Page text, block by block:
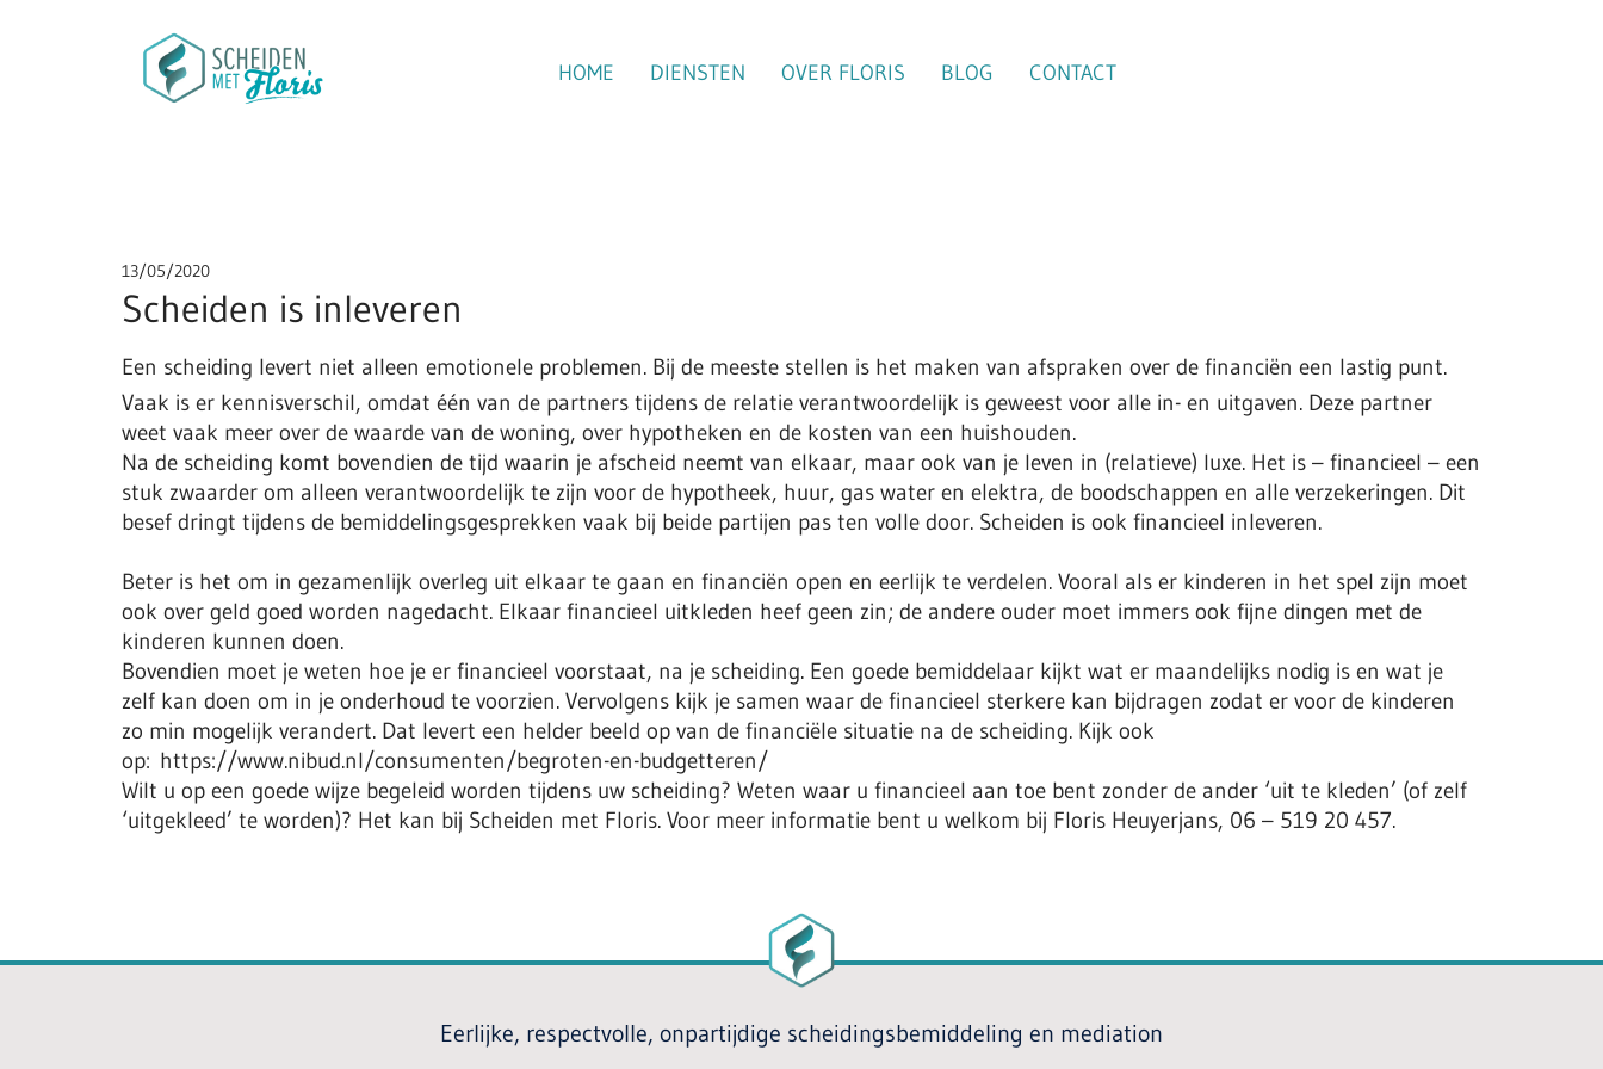
HOME DIENSTEN OVER FLORIS BLOG CONTACT
13/05/2020
Scheiden is inleveren
Een scheiding levert niet alleen emotionele problemen. Bij de meeste stellen is het maken van afspraken over de financiën een lastig punt.
Vaak is er kennisverschil, omdat één van de partners tijdens de relatie verantwoordelijk is geweest voor alle in- en uitgaven. Deze partner
weet vaak meer over de waarde van de woning, over hypotheken en de kosten van een huishouden.
Na de scheiding komt bovendien de tijd waarin je afscheid neemt van elkaar, maar ook van je leven in (relatieve) luxe. Het is – financieel – een
stuk zwaarder om alleen verantwoordelijk te zijn voor de hypotheek, huur, gas water en elektra, de boodschappen en alle verzekeringen. Dit
besef dringt tijdens de bemiddelingsgesprekken vaak bij beide partijen pas ten volle door. Scheiden is ook financieel inleveren.
Beter is het om in gezamenlijk overleg uit elkaar te gaan en financiën open en eerlijk te verdelen. Vooral als er kinderen in het spel zijn moet
ook over geld goed worden nagedacht. Elkaar financieel uitkleden heef geen zin; de andere ouder moet immers ook fijne dingen met de
kinderen kunnen doen.
Bovendien moet je weten hoe je er financieel voorstaat, na je scheiding. Een goede bemiddelaar kijkt wat er maandelijks nodig is en wat je
zelf kan doen om in je onderhoud te voorzien. Vervolgens kijk je samen waar de financieel sterkere kan bijdragen zodat er voor de kinderen
zo min mogelijk verandert. Dat levert een helder beeld op van de financiële situatie na de scheiding. Kijk ook
op: https://www.nibud.nl/consumenten/begroten-en-budgetteren/
Wilt u op een goede wijze begeleid worden tijdens uw scheiding? Weten waar u financieel aan toe bent zonder de ander ‘uit te kleden’ (of zelf
‘uitgekleed’ te worden)? Het kan bij Scheiden met Floris. Voor meer informatie bent u welkom bij Floris Heuyerjans, 06 – 519 20 457.
Eerlijke, respectvolle, onpartijdige scheidingsbemiddeling en mediation